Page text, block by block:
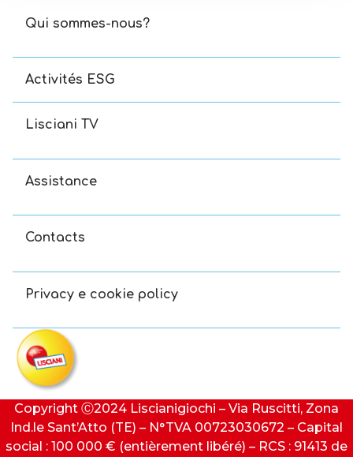
Qui sommes-nous?
Activités ESG
Lisciani TV
Assistance
Contacts
Privacy e cookie policy
Copyright Ⓒ2024 Liscianigiochi – Via Ruscitti, Zona
Ind.le Sant’Atto (TE) – N°TVA 00723030672 – Capital
social : 100 000 € (entièrement libéré) – RCS : 91413 de